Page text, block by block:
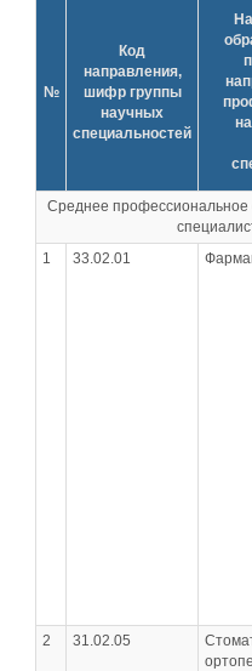
№
Код
направления,
шифр группы
научных
специальностей
Среднее профессиональное
1
33.02.01
2
31.02.05